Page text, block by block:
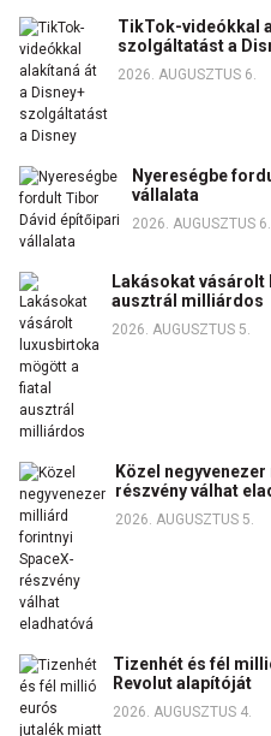
TikTok-videókkal
szolgáltatást a
2026. AUGUSZTUS 6.
Nyereségbe
vállalata
2026. AUGUSZTUS 6.
Lakásokat vásárolt
ausztrál milliárdos
2026. AUGUSZTUS 5.
Közel
részvény válhat
2026. AUGUSZTUS 5.
Tizenhét és fél
Revolut alapítóját
2026. AUGUSZTUS 4.